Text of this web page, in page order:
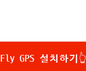
Fly GPS 설치하기👆